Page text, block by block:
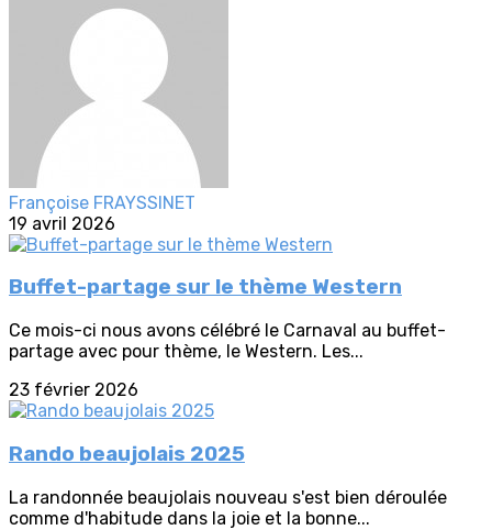
Françoise FRAYSSINET
19 avril 2026
Buffet-partage sur le thème Western
Ce mois-ci nous avons célébré le Carnaval au buffet-
partage avec pour thème, le Western. Les...
23 février 2026
Rando beaujolais 2025
La randonnée beaujolais nouveau s'est bien déroulée
comme d'habitude dans la joie et la bonne...